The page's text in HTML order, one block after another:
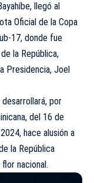
llegó al
Oficial de la Copa
17, donde fue
la República,
Presidencia, Joel
por
del 16 de
hace alusión a
la República
flor nacional.